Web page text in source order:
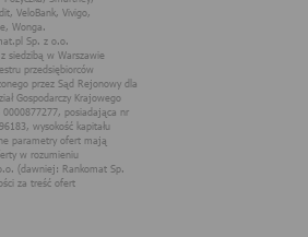
141), ul. Wolska 88, wpisana do rejestru
Rejestru Sądowego prowadzonego
m.st. Warszawy w Warszawie, XIII
Krajowego Rejestru Sądowego, pod
posiadająca nr NIP: 527-275-18-81,
zwana dalej "Rankomat" wykorzystuje
technologię "cookies".
informacji dostarczonych przez
cookies w trakcie korzystania
określa niniejszy dokument.
Rankomat proszony jest o